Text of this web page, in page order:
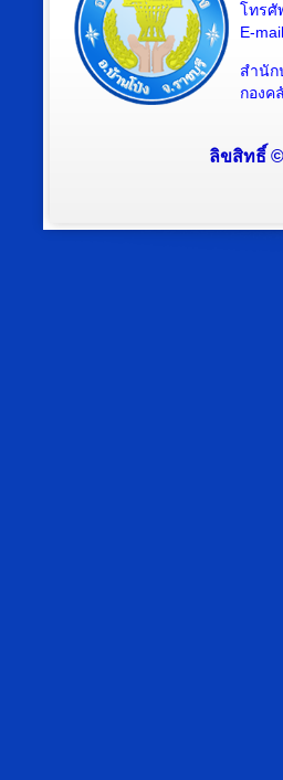
โทรศั
E-
สำนัก
กองค
ลิขสิทธิ์ ©